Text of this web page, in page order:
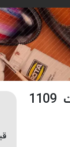
نخ دوخت ترکیه پلی ارت 1109